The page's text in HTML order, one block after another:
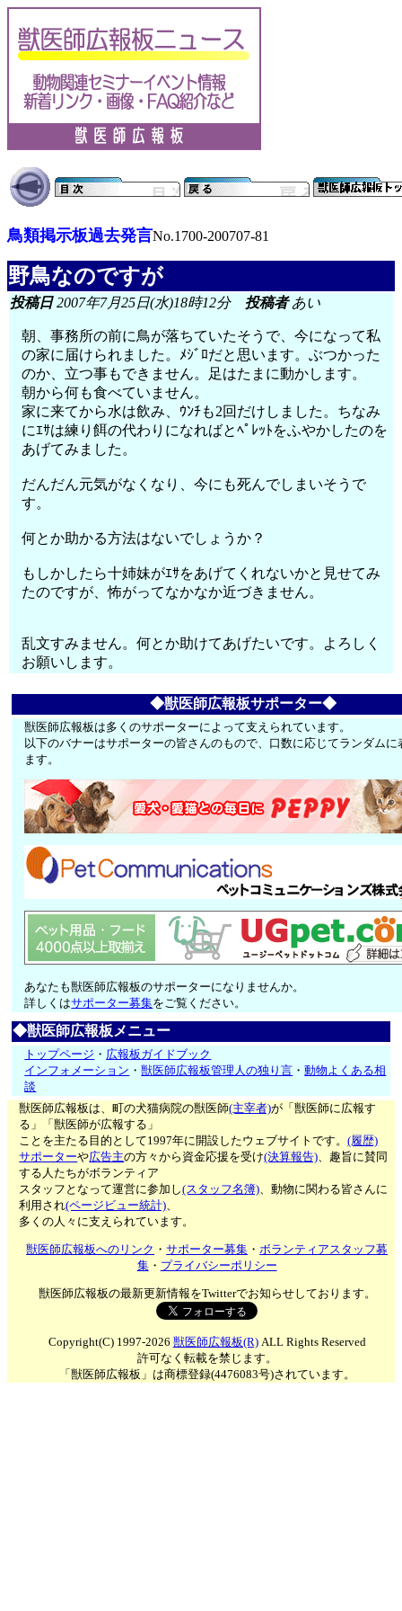
鳥類掲示板過去発言No.1700-200707-81
野鳥なのですが
投稿日2007年7月25日(水)18時12分 投稿者あい
朝、事務所の前に鳥が落ちていたそうで、今になって私
の家に届けられました。ﾒｼﾞﾛだと思います。ぶつかった
のか、立つ事もできません。足はたまに動かします。
朝から何も食べていません。
家に来てから水は飲み、ｳﾝﾁも2回だけしました。ちなみ
にｴｻは練り餌の代わりになればとﾍﾟﾚｯﾄをふやかしたのを
あげてみました。
だんだん元気がなくなり、今にも死んでしまいそうで
す。
何とか助かる方法はないでしょうか？
もしかしたら十姉妹がｴｻをあげてくれないかと見せてみ
たのですが、怖がってなかなか近づきません。
乱文すみません。何とか助けてあげたいです。よろしく
お願いします。
◆獣医師広報板サポーター◆
獣医師広報板は多くのサポーターによって支えられています。
以下のバナーはサポーターの皆さんのもので、口数に応じてランダムに
ます。
あなたも獣医師広報板のサポーターになりませんか。
詳しくはサポーター募集をご覧ください。
◆獣医師広報板メニュー
トップページ ・ 広報板ガイドブック
インフォメーション ・獣医師広報板管理人の独り言 ・動物よくある相
談
獣医師広報板は、町の犬猫病院の獣医師(主宰者)が「獣医師に広報す
る」「獣医師が広報する」
ことを主たる目的として1997年に開設したウェブサイトです。(履歴)
サポーターや広告主の方々から資金応援を受け(決算報告)、趣旨に賛同
する人たちがボランティア
スタッフとなって運営に参加し(スタッフ名簿)、動物に関わる皆さんに
利用され(ページビュー統計)、
多くの人々に支えられています。
獣医師広報板へのリンク ・サポーター募集 ・ボランティアスタッフ募
集・ プライバシーポリシー
獣医師広報板の最新更新情報をTwitterでお知らせしております。
Copyright(C) 1997-2026 獣医師広報板(R)ALL Rights Reserved
許可なく転載を禁じます。
「獣医師広報板」は商標登録(4476083号)されています。